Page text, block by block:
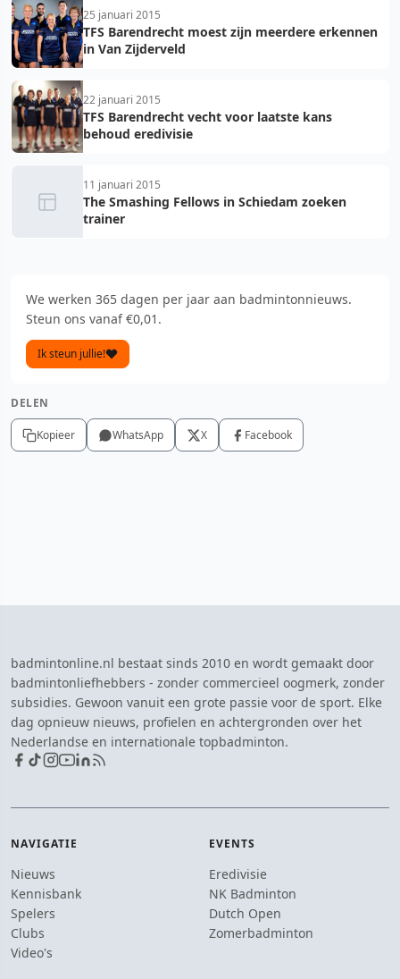
25 januari 2015
TFS Barendrecht moest zijn meerdere erkennen
in Van Zijderveld
22 januari 2015
TFS Barendrecht vecht voor laatste kans
behoud eredivisie
11 januari 2015
The Smashing Fellows in Schiedam zoeken
trainer
We werken 365 dagen per jaar aan badmintonnieuws.
Steun ons vanaf €0,01.
Ik steun jullie!
DELEN
Kopieer WhatsApp X Facebook
badmintonline.nl bestaat sinds 2010 en wordt gemaakt door
badmintonliefhebbers - zonder commercieel oogmerk, zonder
subsidies. Gewoon vanuit een grote passie voor de sport. Elke
dag opnieuw nieuws, profielen en achtergronden over het
Nederlandse en internationale topbadminton.
NAVIGATIE
Nieuws
Kennisbank
Spelers
Clubs
Video's
EVENTS
Eredivisie
NK Badminton
Dutch Open
Zomerbadminton